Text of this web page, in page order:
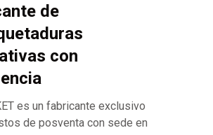
de
con
es un fabricante exclusivo
de posventa con sede en